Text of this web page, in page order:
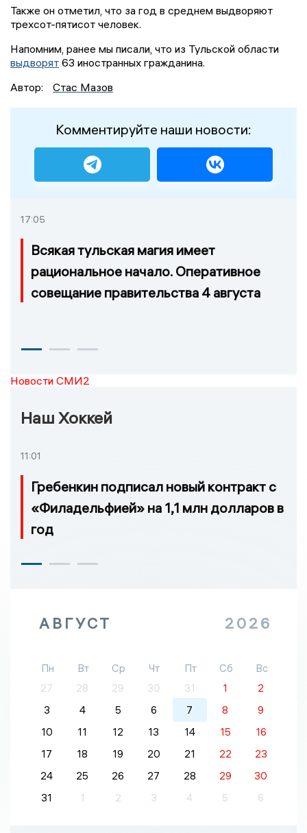
Также он отметил, что за год в среднем выдворяют
трехсот-пятисот человек.
Напомним, ранее мы писали, что из Тульской области
выдворят 63 иностранных гражданина.
Автор:
Стас Мазов
Комментируйте наши новости:
17:05
Всякая тульская магия имеет
рациональное начало. Оперативное
совещание правительства 4 августа
Новости СМИ2
Наш Хоккей
11:01
Гребенкин подписал новый контракт с
«Филадельфией» на 1,1 млн долларов в
год
АВГУСТ 2026
Пн Вт Ср Чт Пт Сб
Вс
27
28 29 30 31 1
2
3
4 5 6 7 8
9
10
11 12 13 14 15
16
17
18 19 20 21 22
23
24
25 26 27 28 29
30
31
1 2 3 4 5 6